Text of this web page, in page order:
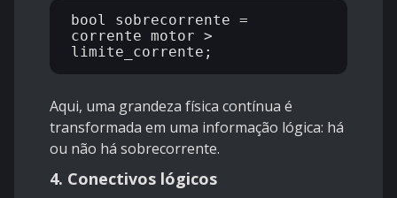
bool sobrecorrente =
corrente_motor >
Aqui, uma grandeza física contínua é
transformada em uma informação lógica: há
ou não há sobrecorrente.
4. Conectivos lógicos